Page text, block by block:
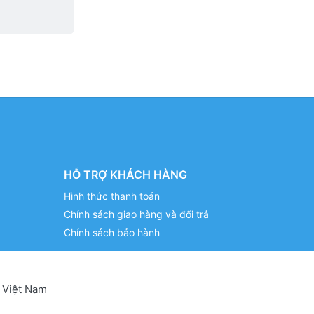
HỖ TRỢ KHÁCH HÀNG
Hình thức thanh toán
Chính sách giao hàng và đổi trả
Chính sách bảo hành
Nam